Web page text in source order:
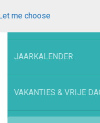
SCHOOLTIJDEN
JAARKALENDER
VAKANTIES & VRIJE
me choose